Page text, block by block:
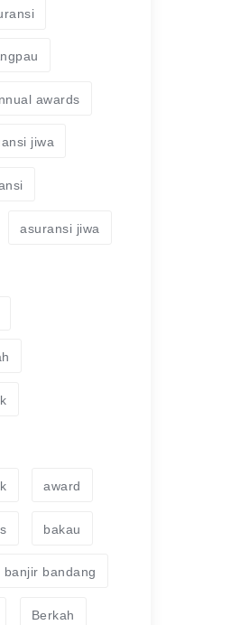
awards
jiwa
asuransi jiwa
award
bakau
banjir bandang
Berkah